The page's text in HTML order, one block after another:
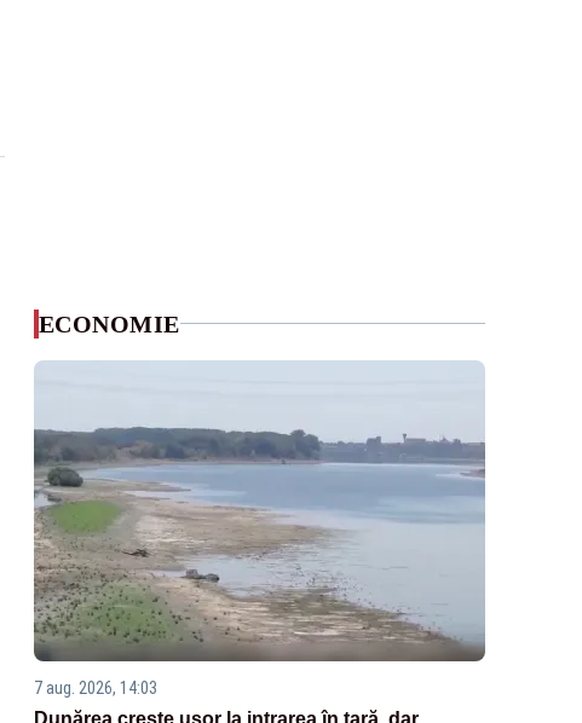
ECONOMIE
7 aug. 2026, 14:03
Dunărea crește ușor la intrarea în țară, dar